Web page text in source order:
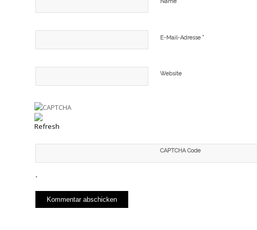
Name
E-Mail-Adresse *
Website
CAPTCHA Code
*